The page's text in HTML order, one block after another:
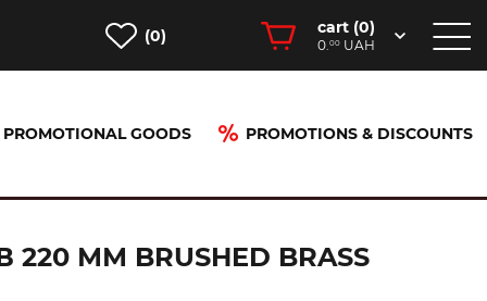
(0) cart (0)
0.00 UAH
PROMOTIONAL GOODS PROMOTIONS & DISCOUNTS
ММ BRUSHED BRASS